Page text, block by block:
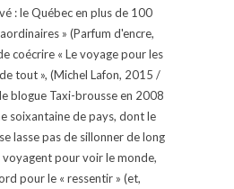
: le Québec en plus de 100
» (Parfum d'encre,
coécrire « Le voyage pour les
tout », (Michel Lafon, 2015 /
blogue Taxi-brousse en 2008
soixantaine de pays, dont le
lasse pas de sillonner de long
voyagent pour voir le monde,
pour le « ressentir » (et,